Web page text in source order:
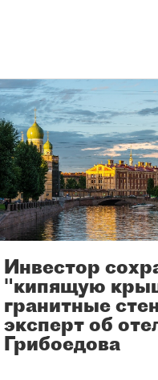
Инвестор
"кипящую
гранитные
эксперт об
Грибоедова